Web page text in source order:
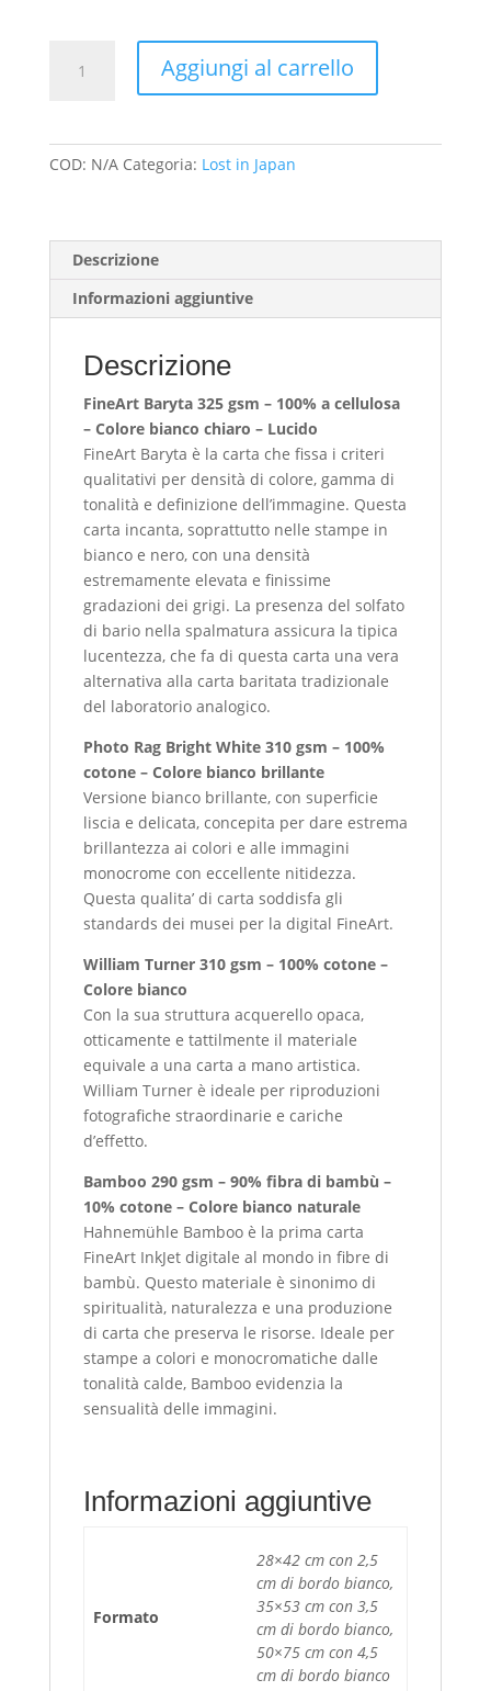
Kyoto
quantità
Aggiungi al carrello
COD: N/A Categoria: Lost in Japan
Descrizione
Informazioni aggiuntive
Descrizione
FineArt Baryta 325 gsm – 100% a cellulosa
– Colore bianco chiaro – Lucido
FineArt Baryta è la carta che fissa i criteri
qualitativi per densità di colore, gamma di
tonalità e definizione dell’immagine. Questa
carta incanta, soprattutto nelle stampe in
bianco e nero, con una densità
estremamente elevata e finissime
gradazioni dei grigi. La presenza del solfato
di bario nella spalmatura assicura la tipica
lucentezza, che fa di questa carta una vera
alternativa alla carta baritata tradizionale
del laboratorio analogico.
Photo Rag Bright White 310 gsm – 100%
cotone – Colore bianco brillante
Versione bianco brillante, con superficie
liscia e delicata, concepita per dare estrema
brillantezza ai colori e alle immagini
monocrome con eccellente nitidezza.
Questa qualita’ di carta soddisfa gli
standards dei musei per la digital FineArt.
William Turner 310 gsm – 100% cotone –
Colore bianco
Con la sua struttura acquerello opaca,
otticamente e tattilmente il materiale
equivale a una carta a mano artistica.
William Turner è ideale per riproduzioni
fotografiche straordinarie e cariche
d’effetto.
Bamboo 290 gsm – 90% fibra di bambù –
10% cotone – Colore bianco naturale
Hahnemühle Bamboo è la prima carta
FineArt InkJet digitale al mondo in fibre di
bambù. Questo materiale è sinonimo di
spiritualità, naturalezza e una produzione
di carta che preserva le risorse. Ideale per
stampe a colori e monocromatiche dalle
tonalità calde, Bamboo evidenzia la
sensualità delle immagini.
Informazioni aggiuntive
Formato
28×42 cm con 2,5
cm di bordo bianco,
35×53 cm con 3,5
cm di bordo bianco,
50×75 cm con 4,5
cm di bordo bianco